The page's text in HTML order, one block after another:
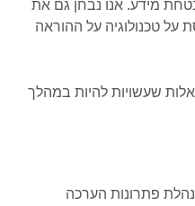
מידע. אנו נבחן גם את
טכנולוגיה על ההוראה
שעשויות להיות במהלך
פתרונות הערכה